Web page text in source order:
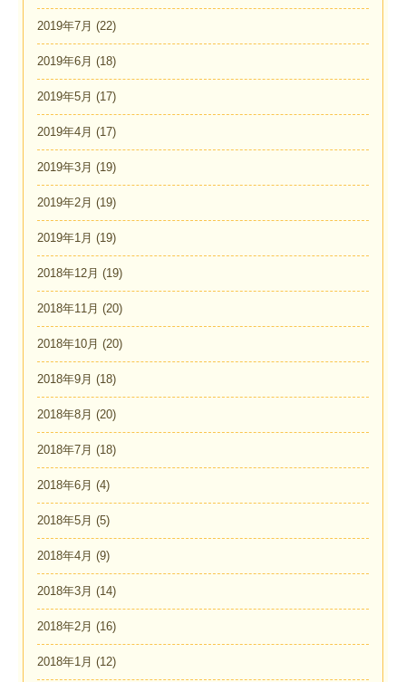
2019年7月 (22)
2019年6月 (18)
2019年5月 (17)
2019年4月 (17)
2019年3月 (19)
2019年2月 (19)
2019年1月 (19)
2018年12月 (19)
2018年11月 (20)
2018年10月 (20)
2018年9月 (18)
2018年8月 (20)
2018年7月 (18)
2018年6月 (4)
2018年5月 (5)
2018年4月 (9)
2018年3月 (14)
2018年2月 (16)
2018年1月 (12)